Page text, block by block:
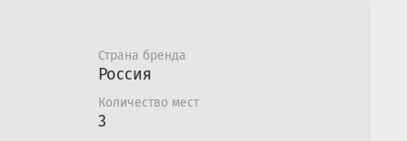
по полу (+- 5 см);
(+- 5 см);
Страна бренда
Россия
Количество мест
3